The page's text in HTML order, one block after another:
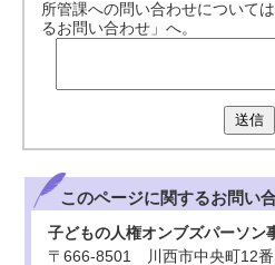
所管課への問い合わせについて
るお問い合わせ」へ。
送信
このページに関するお問い
子どもの人権オンブズパーソン
〒666-8501 川西市中央町12